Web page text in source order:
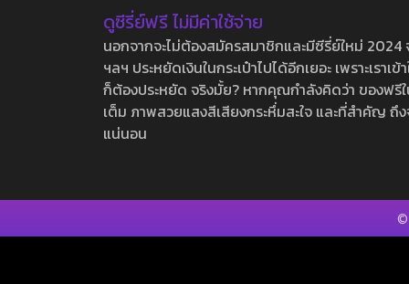
ดูซีรี่ย์ฟรี ไม่มีค่าใช้จ่าย
นอกจากจะไม่ต้องสมัครสมาชิกและมีซีรี่ย์ใหม่
ฯลฯ ประหยัดเงินในกระเป๋าไปได้อีกเยอะ เพราะเร
ก็ต้องประหยัด จริงมั้ย? หากคุณกำลังคิดว่า ของฟ
เต็ม ภาพสวยแสงสีเสียงกระหึ่มสะใจ และที่สำคัญ
แน่นอน
©